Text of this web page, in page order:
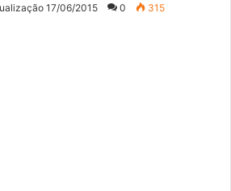
17/06/2015 0 315